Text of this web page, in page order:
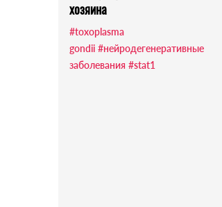
хозяина
#toxoplasma
gondii #нейродегенеративные
заболевания #stat1